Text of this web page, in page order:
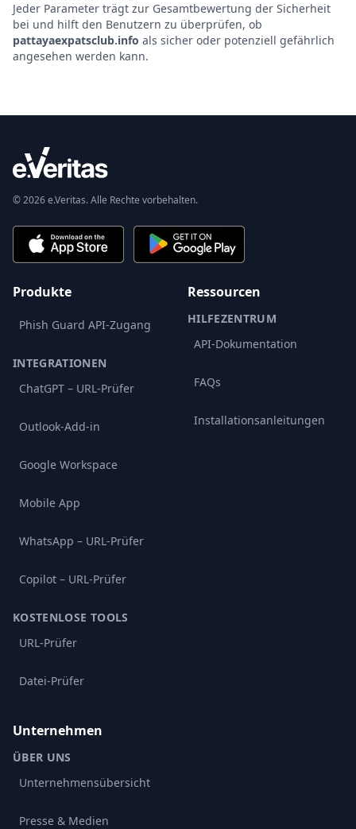
Jeder Parameter trägt zur Gesamtbewertung der Sicherheit
bei und hilft den Benutzern zu überprüfen, ob
pattayaexpatsclub.info als sicher oder potenziell gefährlich
angesehen werden kann.
© 2026 e.Veritas. Alle Rechte vorbehalten.
Produkte
Phish Guard API-Zugang
INTEGRATIONEN
ChatGPT – URL-Prüfer
Outlook-Add-in
Google Workspace
Mobile App
WhatsApp – URL-Prüfer
Copilot – URL-Prüfer
KOSTENLOSE TOOLS
URL-Prüfer
Datei-Prüfer
Ressourcen
HILFEZENTRUM
API-Dokumentation
FAQs
Installationsanleitungen
Unternehmen
ÜBER UNS
Unternehmensübersicht
Presse & Medien